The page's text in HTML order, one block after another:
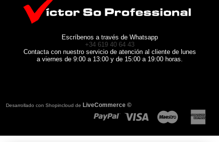
Escríbenos a través de Whatsapp
+34 619 40 64 43
Contacta con nuestro servicio de atención al cliente de lunes
a viernes de 9:00 a 13:00 y de 15:00 a 19:00 horas.
Desarrollado con Shopincloud de LiveCommerce ©